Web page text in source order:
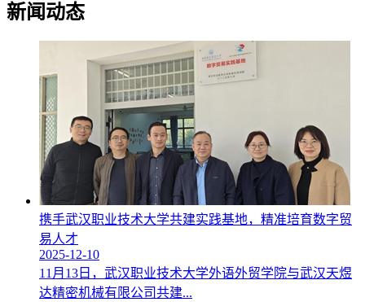
新闻动态
携手武汉职业技术大学共建实践基地，精准培育数字贸
易人才
2025-12-10
11月13日，武汉职业技术大学外语外贸学院与武汉天煜
达精密机械有限公司共建...